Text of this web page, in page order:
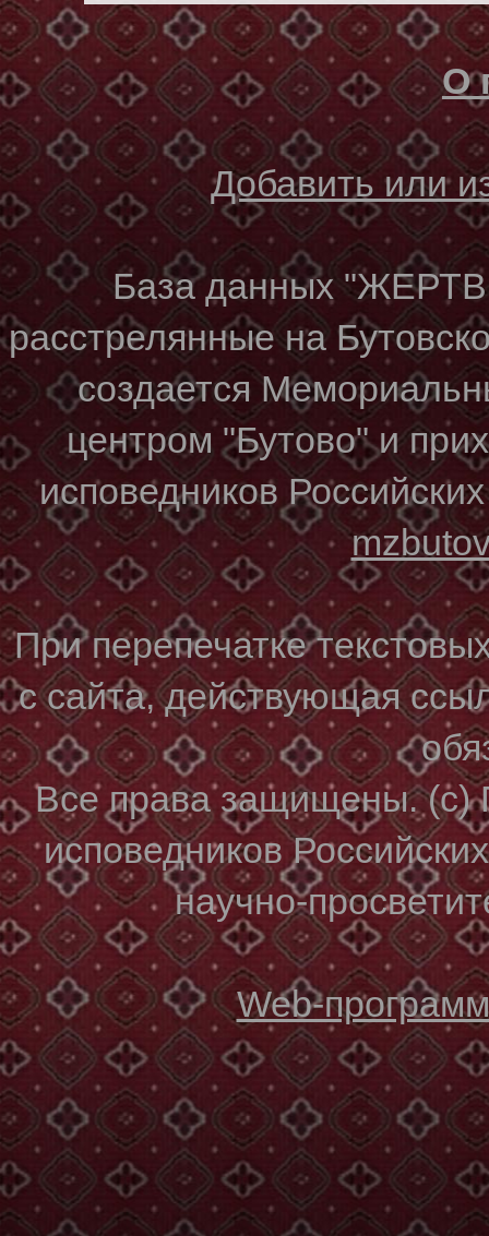
О
Добавить или
База данных
расстрелянные на
создается
центром "Бутово" и
исповедников
При перепечатке
с сайта, действующая
Все права защищены. (с)
исповедников
научно-
Web-